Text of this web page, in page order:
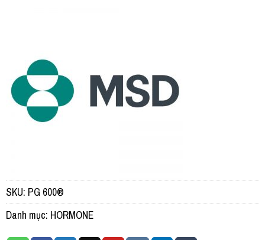
SKU: PG 600®
Danh mục: HORMONE